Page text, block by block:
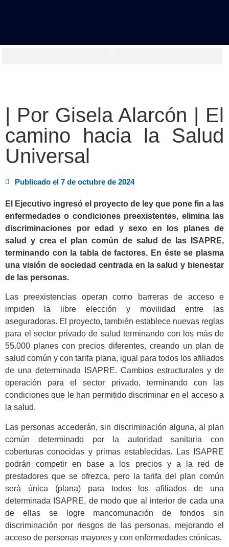
| Por Gisela Alarcón | El
camino hacia la Salud
Universal
Publicado el 7 de octubre de 2024
El Ejecutivo ingresó el proyecto de ley que pone fin a las
enfermedades o condiciones preexistentes, elimina las
discriminaciones por edad y sexo en los planes de
salud y crea el plan común de salud de las ISAPRE,
terminando con la tabla de factores. En éste se plasma
una visión de sociedad centrada en la salud y bienestar
de las personas.
Las preexistencias operan como barreras de acceso e
impiden la libre elección y movilidad entre las
aseguradoras. El proyecto, también establece nuevas reglas
para el sector privado de salud terminando con los más de
55.000 planes con precios diferentes, creando un plan de
salud común y con tarifa plana, igual para todos los afiliados
de una determinada ISAPRE. Cambios estructurales y de
operación para el sector privado, terminando con las
condiciones que le han permitido discriminar en el acceso a
la salud.
Las personas accederán, sin discriminación alguna, al plan
común determinado por la autoridad sanitaria con
coberturas conocidas y primas establecidas. Las ISAPRE
podrán competir en base a los precios y a la red de
prestadores que se ofrezca, pero la tarifa del plan común
será única (plana) para todos los afiliados de una
determinada ISAPRE, de modo que al interior de cada una
de ellas se logre mancomunación de fondos sin
discriminación por riesgos de las personas, mejorando el
acceso de personas mayores y con enfermedades crónicas.